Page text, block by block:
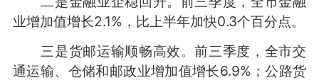
业增加值增长2.1%，比上半年加快0.3个百分点。
三是货邮运输顺畅高效。前三季度，全市交
通运输、仓储和邮政业增加值增长6.9%；公路货